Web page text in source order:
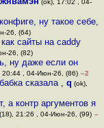
(ok), 17:02 , 04-
ну такое себе,
26, (64)
сайты на caddy
26, (82)
ну даже если он
20:44 , 04-Июн-26, (86) –2
сказала , q (ok),
а контр аргументов я
(18), 21:26 , 04-Июн-26, (99) –